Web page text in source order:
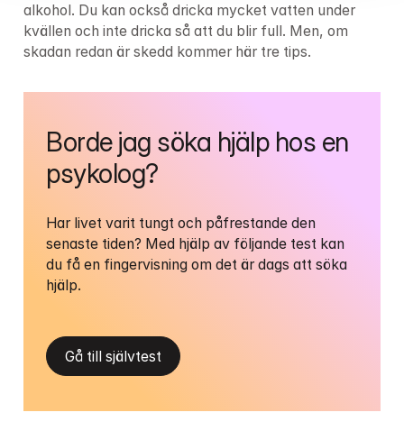
alkohol. Du kan också dricka mycket vatten under
kvällen och inte dricka så att du blir full. Men, om
skadan redan är skedd kommer här tre tips.
Borde jag söka hjälp hos en
psykolog?
Har livet varit tungt och påfrestande den
senaste tiden? Med hjälp av följande test kan
du få en fingervisning om det är dags att söka
hjälp.
Gå till självtest